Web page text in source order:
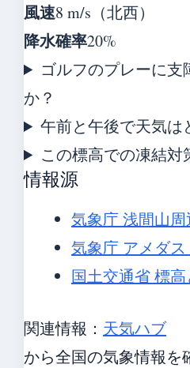
風速8 m/s（北西）
降水確率20%
ゴルフのプレーに
か？
午前と午後で天気は
この標高での凍結対
情報源
気象庁 浅間山
気象庁 アメダス
国土交通省 標
関連情報： 天気ハブ
から全国の気象情報を